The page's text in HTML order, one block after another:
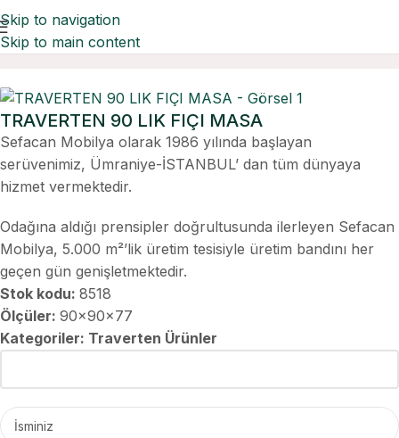
Skip to navigation
Skip to main content
Ana Sayfa Traverten Ürünler
TRAVERTEN 90 LIK FIÇI MASA
Sefacan Mobilya olarak 1986 yılında başlayan
serüvenimiz, Ümraniye-İSTANBUL’ dan tüm dünyaya
hizmet vermektedir.
Odağına aldığı prensipler doğrultusunda ilerleyen Sefacan
Mobilya, 5.000 m²’lik üretim tesisiyle üretim bandını her
geçen gün genişletmektedir.
Stok kodu: 8518
Ölçüler: 90x90x77
Kategoriler: Traverten Ürünler